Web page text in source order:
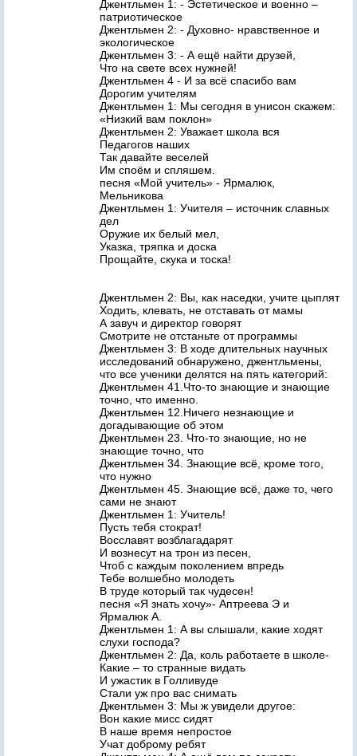
Джентльмен 1: - Эстетическое и военно –
патриотическое
Джентльмен 2: - Духовно- нравственное и
экологическое
Джентльмен 3: - А ещё найти друзей,
Что на свете всех нужней!
Джентльмен 4 - И за всё спасибо вам
Дорогим учителям
Джентльмен 1: Мы сегодня в унисон скажем:
«Низкий вам поклон»
Джентльмен 2: Уважает школа вся
Педагогов наших
Так давайте веселей
Им споём и спляшем.
песня «Мой учитель» - Ярмалюк,
Мельникова
Джентльмен 1: Учителя – источник славных
дел
Оружие их белый мел,
Указка, тряпка и доска
Прощайте, скука и тоска!
Джентльмен 2: Вы, как наседки, учите цыплят
Ходить, клевать, не отставать от мамы
А завуч и директор говорят
Смотрите не отстаньте от программы
Джентльмен 3: В ходе длительных научных
исследований обнаружено, джентльмены,
что все ученики делятся на пять категорий:
Джентльмен 41.Что-то знающие и знающие
точно, что именно.
Джентльмен 12.Ничего незнающие и
догадывающие об этом
Джентльмен 23. Что-то знающие, но не
знающие точно, что
Джентльмен 34. Знающие всё, кроме того,
что нужно
Джентльмен 45. Знающие всё, даже то, чего
сами не знают
Джентльмен 1: Учитель!
Пусть тебя стократ!
Восславят возблагадарят
И вознесут на трон из песен,
Чтоб с каждым поколением впредь
Тебе волшебно молодеть
В труде который так чудесен!
песня «Я знать хочу»- Аптреева Э и
Ярмалюк А.
Джентльмен 1: А вы слышали, какие ходят
слухи господа?
Джентльмен 2: Да, коль работаете в школе-
Какие – то странные видать
И ужастик в Голливуде
Стали уж про вас снимать
Джентльмен 3: Мы ж увидели другое:
Вон какие мисс сидят
В наше время непростое
Учат доброму ребят